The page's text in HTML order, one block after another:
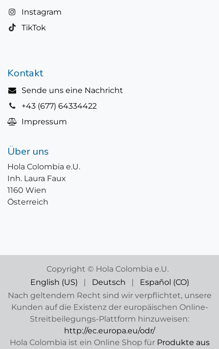
Instagram
TikTok
Kontakt
Sende uns eine Nachricht
+43 (677) 64334422
Impressum
Über uns
Hola Colombia e.U.
Inh. Laura Faux
1160 Wien
Österreich
Copyright © Hola Colombia e.U.
English (US)
| Deutsch |
Español (CO)
Nach geltendem Recht sind wir verpflichtet, unsere
Kunden auf die Existenz der europäischen Online-
Streitbeilegungs-Plattform hinzuweisen:
http://ec.europa.eu/odr/
Hola Colombia ist ein Online Shop für Produkte aus